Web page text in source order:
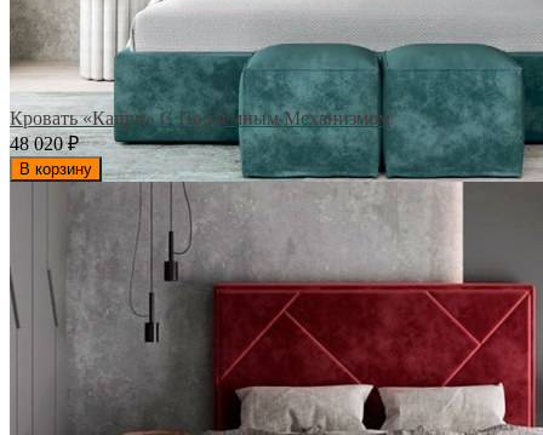
Кровать «Капри» С Подъемным Механизмом
48 020₽
В корзину